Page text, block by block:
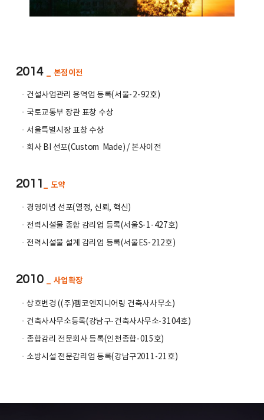
2014 _ 본점이전
ㆍ 건설사업관리 용역업 등록(서울-2-92호)
ㆍ 국토교통부 장관 표창 수상
ㆍ 서울특별시장 표창 수상
ㆍ회사 BI 선포(Custom Made) / 본사이전
2011 _ 도약
ㆍ 경영이념 선포(열정, 신뢰, 혁신)
ㆍ전력시설물 종합 감리업 등록(서울S-1-427호)
ㆍ전력시설물 설계 감리업 등록(서울ES-212호)
2010 _ 사업확장
ㆍ상호변경 ((주)펨코엔지니어링 건축사사무소)
ㆍ 건축사사무소등록(강남구-건축사사무소-3104호)
ㆍ 종합감리 전문회사 등록(인천종합-015호)
ㆍ 소방시설 전문감리업 등록(강남구2011-21호)